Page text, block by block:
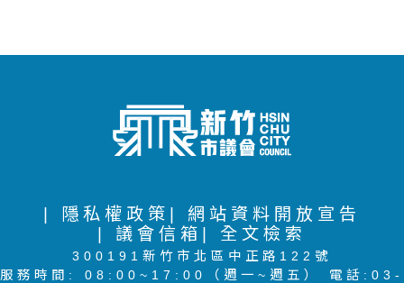
| 隱私權政策 | 網站資料開放宣告
| 議會信箱 | 全文檢索
300191新竹市北區中正路122號
服務時間: 08:00~17:00（週一~週五） 電話:03-